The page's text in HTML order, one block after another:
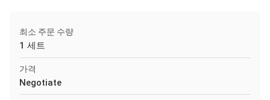
최소 주문 수량
1 세트
가격
Negotiate